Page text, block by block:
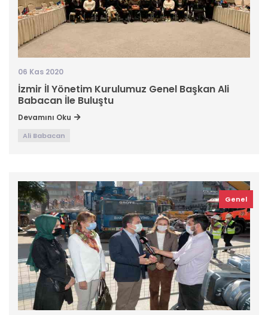
06 Kas 2020
İzmir İl Yönetim Kurulumuz Genel Başkan Ali
Babacan İle Buluştu
Devamını Oku
Ali Babacan
Genel